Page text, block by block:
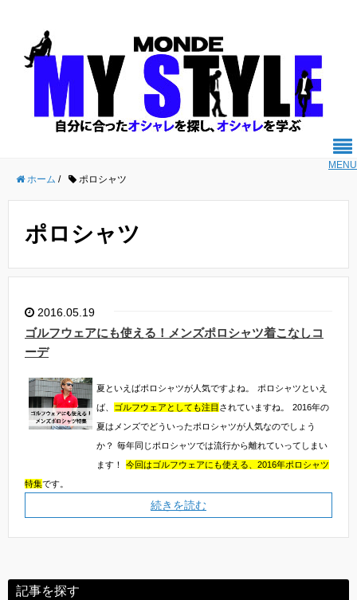
MENU
ホーム / ポロシャツ
ポロシャツ
2016.05.19
ゴルフウェアにも使える！メンズポロシャツ着こなしコ
ーデ
夏といえばポロシャツが人気ですよね。
ポロシャツといえ
ば、 ゴルフウェアとしても注目 されていますね。
2016年の
夏はメンズでどういったポロシャツが人気なのでしょう
か？ 毎年同じポロシャツでは流行から離れていってしまい
ます！
今回はゴルフウェアにも使える、2016年ポロシャツ
特集です。
続きを読む
記事を探す